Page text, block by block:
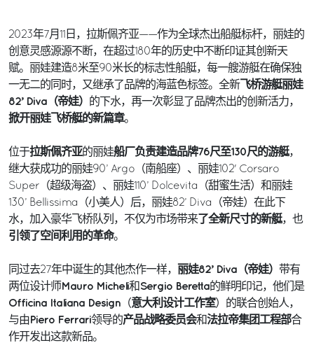
2023年7月11日，拉斯佩齐亚——作为全球杰出船艇标杆，丽娃的
创意灵感源源不断，在超过180年的历史中不断印证其创新天
赋。丽娃建造8米至90米长的标志性船艇，每一艘游艇在确保独
一无二的同时，又继承了品牌的海蓝色标签。全新飞桥游艇丽娃
82’ Diva（帝娃）
的下水，再一次彰显了品牌杰出的创新活力，
掀开丽娃飞桥艇的新篇章。
位于拉斯佩齐亚的丽娃船厂负责建造品牌76尺至130尺的游艇，
继大获成功的丽娃90’ Argo（南船座）、丽娃102' Corsaro
Super（超级海盗）、丽娃110’ Dolcevita（甜蜜生活）和丽娃
130’ Bellissima（小美人）后，丽娃82’ Diva（帝娃）在此下
水，加入豪华飞桥队列，不仅为市场带来了全新尺寸的新艇，也
引领了空间利用的革命。
同过去27年中诞生的其他杰作一样， 丽娃82’ Diva（帝娃）
带有
两位设计师 Mauro Micheli和 Sergio Beretta的鲜明印记，他们是
Officina Italiana Design （意大利设计工作室）的联合创始人，
与由 Piero Ferrari领导的产品战略委员会和法拉帝集团工程部合
作开发出这款新品。